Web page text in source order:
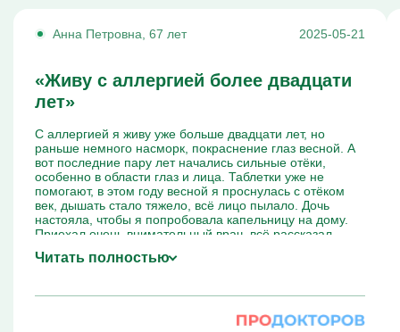
Анна Петровна, 67 лет 2025-05-21
«Живу с аллергией более двадцати
лет»
С аллергией я живу уже больше двадцати лет, но
раньше немного насморк, покраснение глаз весной. А
вот последние пару лет начались сильные отёки,
особенно в области глаз и лица. Таблетки уже не
помогают, в этом году весной я проснулась с отёком
век, дышать стало тяжело, всё лицо пылало. Дочь
настояла, чтобы я попробовала капельницу на дому.
Приехал очень внимательный врач, всё рассказал,
заболевания. Капельница шла около получаса, всё
намного лучше, чем после таблеток.
Читать полностью